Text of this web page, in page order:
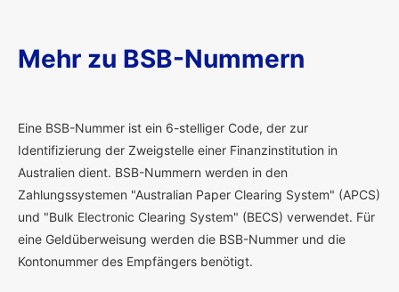
Mehr zu BSB-Nummern
Eine BSB-Nummer ist ein 6-stelliger Code, der zur
Identifizierung der Zweigstelle einer Finanzinstitution in
Australien dient. BSB-Nummern werden in den
Zahlungssystemen "Australian Paper Clearing System" (APCS)
und "Bulk Electronic Clearing System" (BECS) verwendet. Für
eine Geldüberweisung werden die BSB-Nummer und die
Kontonummer des Empfängers benötigt.